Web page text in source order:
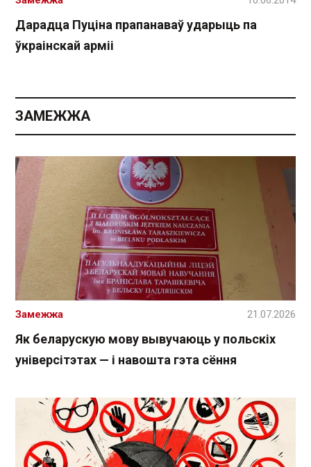
Дарадца Пуціна прапанаваў ударыць па
ўкраінскай арміі
ЗАМЕЖЖА
Як беларускую мову вывучаюць у польскіх
універсітэтах — і навошта гэта сёння
Замежжа 21.07.2026